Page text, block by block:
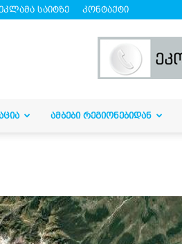
საიტზე კონტაქტი
ᲐᲛᲑᲔᲑᲘ ᲠᲔᲒᲘᲝᲜᲔᲑᲘᲓᲐᲜ